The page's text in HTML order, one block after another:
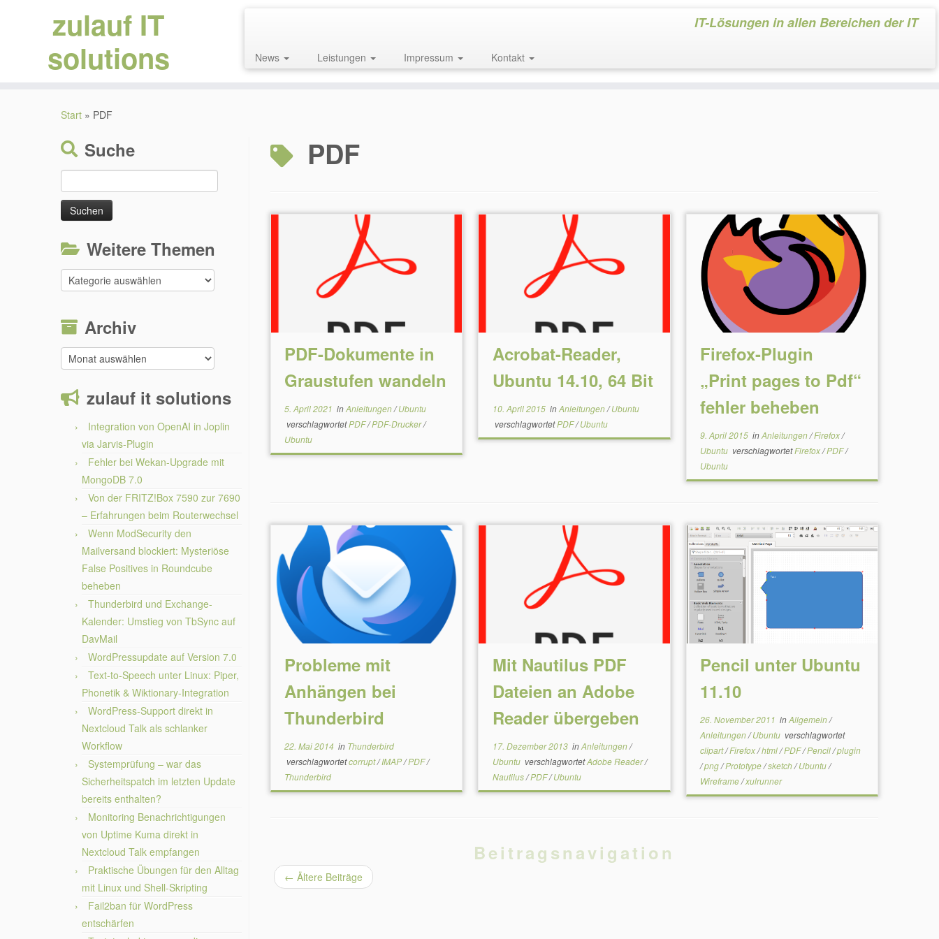
zulauf IT
solutions
IT-Lösungen in allen Bereichen der IT
News Leistungen Impressum Kontakt
Start » PDF
Suche
nach:
Weitere Themen
Weitere
Themen
Archiv
Archiv
zulauf it solutions
Integration von OpenAI in Joplin
via Jarvis-Plugin
Fehler bei Wekan-Upgrade mit
MongoDB 7.0
Von der FRITZ!Box 7590 zur 7690
– Erfahrungen beim Routerwechsel
Wenn ModSecurity den
Mailversand blockiert: Mysteriöse
False Positives in Roundcube
beheben
Thunderbird und Exchange-
Kalender: Umstieg von TbSync auf
DavMail
WordPressupdate auf Version 7.0
Text-to-Speech unter Linux: Piper,
Phonetik & Wiktionary-Integration
WordPress-Support direkt in
Nextcloud Talk als schlanker
Workflow
Systemprüfung – war das
Sicherheitspatch im letzten Update
bereits enthalten?
Monitoring Benachrichtigungen
von Uptime Kuma direkt in
Nextcloud Talk empfangen
Praktische Übungen für den Alltag
mit Linux und Shell-Skripting
Fail2ban für WordPress
entschärfen
PDF
PDF-Dokumente in
Graustufen wandeln
5. April 2021 inAnleitungen/Ubuntu
verschlagwortetPDF/PDF-Drucker/
Ubuntu
Acrobat-Reader,
Ubuntu 14.10, 64 Bit
10. April 2015inAnleitungen/Ubuntu
verschlagwortetPDF/Ubuntu
Firefox-Plugin
„Print pages to Pdf“
fehler beheben
9. April 2015inAnleitungen/Firefox/
Ubuntu verschlagwortetFirefox/PDF/
Ubuntu
Probleme mit
Anhängen bei
Thunderbird
22. Mai 2014 in Thunderbird
verschlagwortetcorrupt/IMAP/PDF/
Thunderbird
Mit Nautilus PDF
Dateien an Adobe
Reader übergeben
17. Dezember 2013inAnleitungen/
Ubuntu verschlagwortetAdobe Reader/
Nautilus/PDF/Ubuntu
Pencil unter Ubuntu
11.10
26. November 2011 inAllgemein/
Anleitungen/Ubuntu verschlagwortet
clipart/Firefox/html/PDF/Pencil/plugin
/png/Prototype/sketch/Ubuntu/
Wireframe/xulrunner
Beitragsnavigation
← Ältere Beiträge